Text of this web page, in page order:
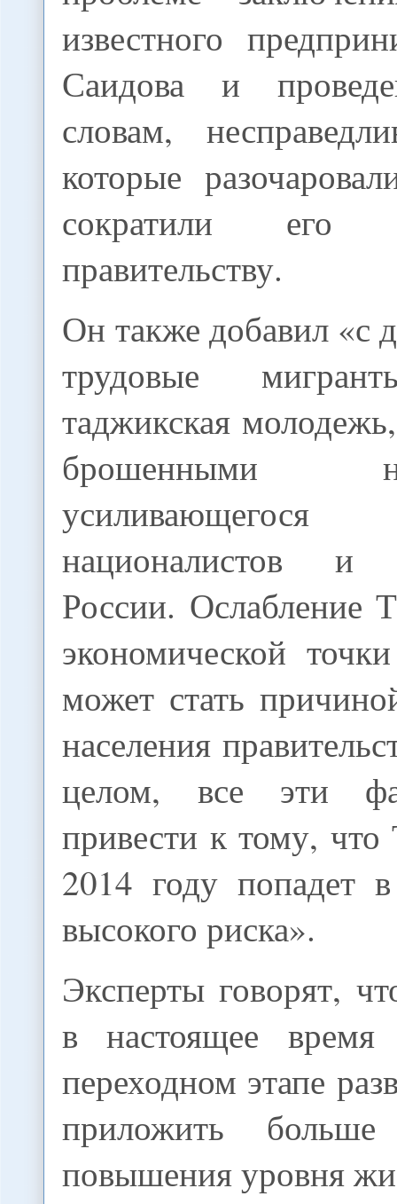
известного
Саидова и
словам,
которые
сократили
правительству.
Он также добавил «с
трудовые
таджикская
националистов и
России. Ослабление
экономической
может стать
населения
целом, все эти
привести к тому,
2014 году попадет
высокого риска».
Эксперты говорят,
в настоящее время
переходном этапе
приложить
повышения уровня